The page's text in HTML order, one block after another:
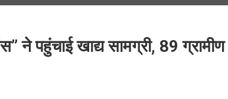
ने पहुंचाई खाद्य सामग्री, 89 ग्रामीण